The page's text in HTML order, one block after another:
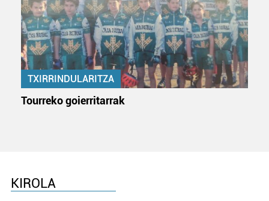
pertsonalizatuak eskaintzeko, iragarkiak eta edukia
neurtzeko, jendeari buruzko informazioa biltzeko eta
produktuak garatzeko. Zure datuak nork eta zertarako
erabiltzen dituen hauta dezakezu.
Bazkide batzuek ez dizute baimenik eskatzen, eta beren
bazkideen zerrenda, beren ustez zein helburutarako
buruzko informazio gehiago eta ezarri zure lehentasunak
datuen atalean. Edozein unetan alda edo ken dezakezu
TXIRRINDULARITZA
Tourreko goierritarrak
KIROLA